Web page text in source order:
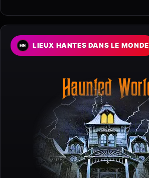
LIEUX HANTES DANS LE MONDE